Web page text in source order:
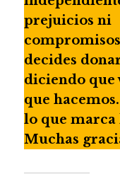
prejuicios ni
decides
diciendo que
que
lo que
Muchas